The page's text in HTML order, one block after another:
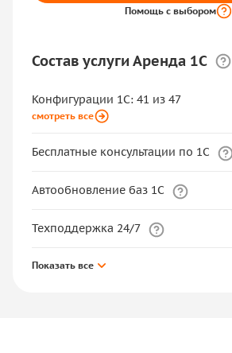
Состав услуги Аренда 1С
Конфигурации 1С: 41 из 47
смотреть все
Бесплатные консультации по 1С
Автообновление баз 1С
Техподдержка 24/7
Показать все
Помощь с выбором